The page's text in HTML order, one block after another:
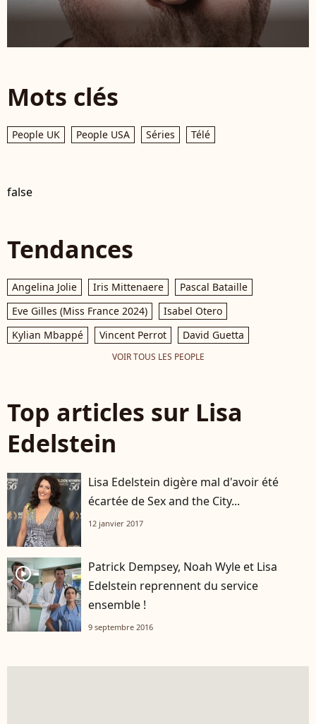
Mots clés
People UK People USA Séries Télé
false
Tendances
Angelina Jolie Iris Mittenaere
Pascal Bataille
Eve Gilles (Miss France 2024)
Isabel Otero
Kylian Mbappé
Vincent Perrot David Guetta
VOIR TOUS LES PEOPLE
Top articles sur Lisa
Edelstein
Lisa Edelstein digère mal d'avoir été
écartée de Sex and the City...
12 janvier 2017
player2
Patrick Dempsey, Noah Wyle et Lisa
Edelstein reprennent du service
ensemble !
9 septembre 2016